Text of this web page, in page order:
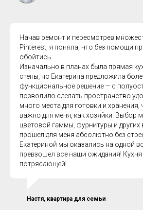
Начав ремонт и пересмотрев
Pinterest, я поняла, что без помощи
обойтись.
Изначально в планах была прямая
стены, но Екатерина предложила
функциональное решение — с
позволило сделать пространство
много места для готовки и хранения,
важно для меня, как хозяйки. Выбор
цветовой гаммы, фурнитуры и других
прошел для меня абсолютно без
Екатериной мы оказались на одной
превзошел все наши ожидания!
потрясающей!
Настя, квартира для семьи